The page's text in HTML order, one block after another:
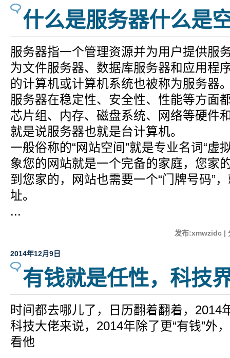
什么是服务器什么是
服务器指一个管理资源并为用户提供服
为文件服务器、数据库服务器和应用程
的计算机或计算机系统也被称为服务器
服务器在稳定性、安全性、性能等方面
芯片组、内存、磁盘系统、网络等硬件
就是说服务器也就是台计算机。
一般俗称的“网站空间”就是专业名词“虚
象您的网站就是一个完备的家庭，您家
到您家的，网站也需要一个“门牌号码”
址。
...
发布:xmwzidc |
2014年12月9日
有钱就是任性，科技
时间都去哪儿了，日历翻着翻着，2014
科技大佬来说，2014年除了更“有钱”外
看他